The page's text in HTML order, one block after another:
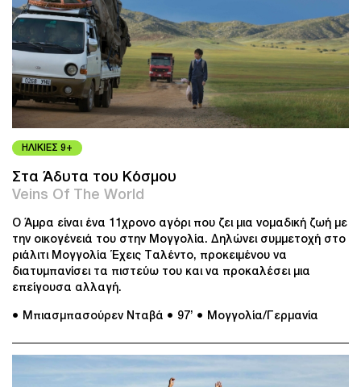
ΗΛΙΚΙΕΣ 9+
Στα Άδυτα του Κόσμου
Veins Of The World
O Άμρα είναι ένα 11χρονο αγόρι που ζει μια νομαδική ζωή με
την οικογένειά του στην Μογγολία. Δηλώνει συμμετοχή στο
ριάλιτι Μογγολία Έχεις Ταλέντο, προκειμένου να
διατυμπανίσει τα πιστεύω του και να προκαλέσει μια
επείγουσα αλλαγή.
● Μπιασμπασούρεν Νταβά ● 97’ ● Μογγολία/Γερμανία